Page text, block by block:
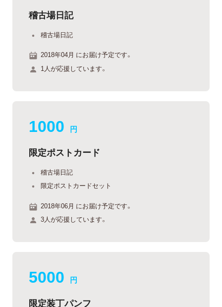
稽古場日記
稽古場日記
2018年04月 にお届け予定です。
1人が応援しています。
1000 円
限定ポストカード
稽古場日記
限定ポストカードセット
2018年06月 にお届け予定です。
3人が応援しています。
5000 円
限定装丁パンフ